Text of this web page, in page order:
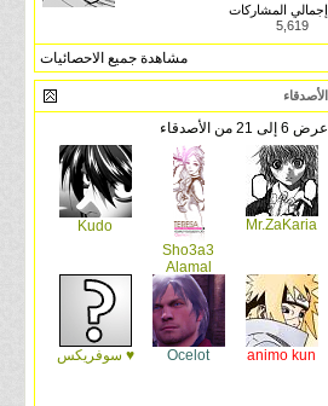
إجمالي المشاركات
5,619
مشاهدة جميع الاحصائيات
الأصدقاء
عرض 6 إلى 21 من الأصدقاء
Mr.ZaKaria
Sho3a3
Alamal
Kudo
animo kun
Ocelot ♥ سوفريكس